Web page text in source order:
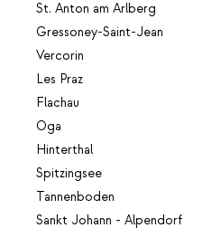
St. Anton am Arlberg
Gressoney-Saint-Jean
Vercorin
Les Praz
Flachau
Oga
Hinterthal
Spitzingsee
Tannenboden
Sankt Johann - Alpendorf